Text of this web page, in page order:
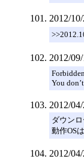
2012/
2012/
Forbidden
You don’t
2012/
ダウン
動作OS
2012/